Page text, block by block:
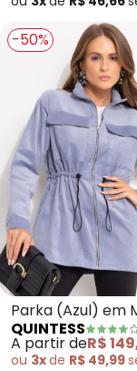
-50%
Parka (Azul) em
Cotelê
QUINTESS
A partir deR$
ou 3xde R$ 49,99